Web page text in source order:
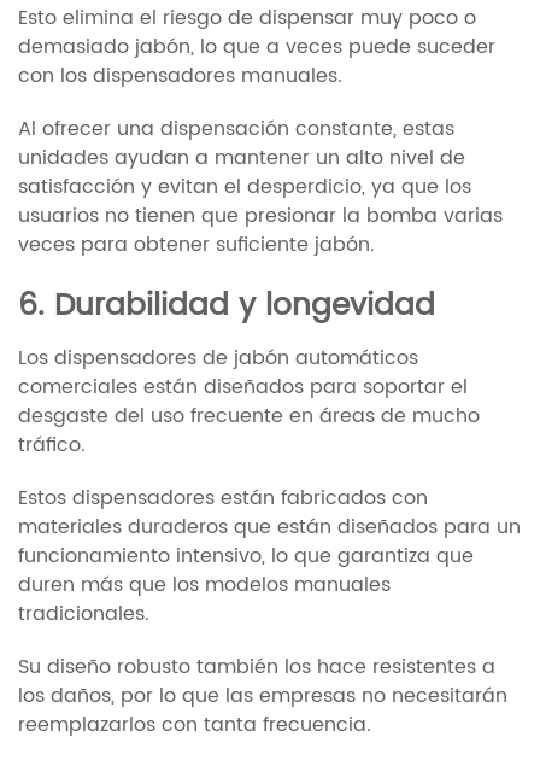
Esto elimina el riesgo de dispensar muy poco o
demasiado jabón, lo que a veces puede suceder
con los dispensadores manuales.
Al ofrecer una dispensación constante, estas
unidades ayudan a mantener un alto nivel de
satisfacción y evitan el desperdicio, ya que los
usuarios no tienen que presionar la bomba varias
veces para obtener suficiente jabón.
6. Durabilidad y longevidad
Los dispensadores de jabón automáticos
comerciales están diseñados para soportar el
desgaste del uso frecuente en áreas de mucho
tráfico.
Estos dispensadores están fabricados con
materiales duraderos que están diseñados para un
funcionamiento intensivo, lo que garantiza que
duren más que los modelos manuales
tradicionales.
Su diseño robusto también los hace resistentes a
los daños, por lo que las empresas no necesitarán
reemplazarlos con tanta frecuencia.